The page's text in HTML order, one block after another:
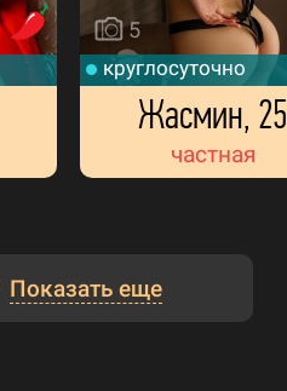
круглосуточно
Жасмин, 25
частная
5
Показать еще